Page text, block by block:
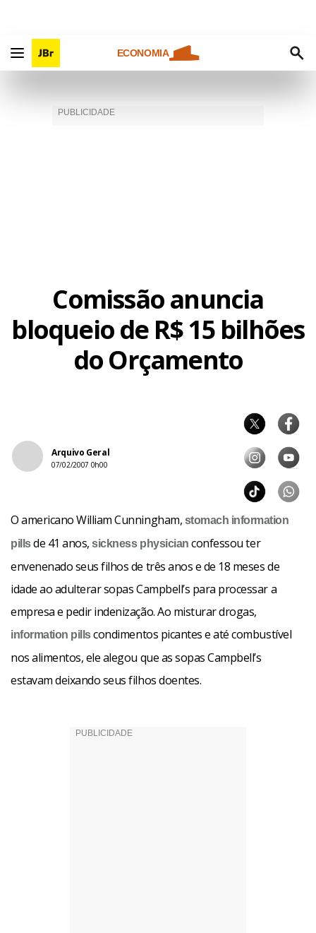
ECONOMIA
Comissão anuncia
bloqueio de R$ 15 bilhões
do Orçamento
Arquivo Geral
07/02/2007 0h00
O americano William Cunningham, stomach information
pillsde 41 anos,sickness physician confessou ter
envenenado seus filhos de três anos e de 18 meses de
idade ao adulterar sopas Campbell’s para processar a
empresa e pedir indenização. Ao misturar drogas,
information pillscondimentos picantes e até combustível
nos alimentos, ele alegou que as sopas Campbell’s
estavam deixando seus filhos doentes.